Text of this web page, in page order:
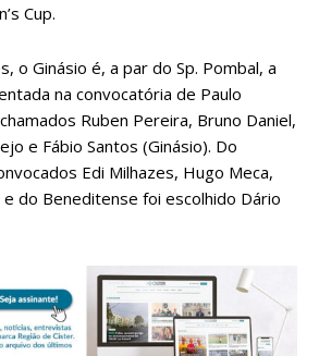
Cup.
o Ginásio é, a par do Sp. Pombal, a
na convocatória de Paulo
Ruben Pereira, Bruno Daniel,
e Fábio Santos (Ginásio). Do
Edi Milhazes, Hugo Meca,
do Beneditense foi escolhido Dário